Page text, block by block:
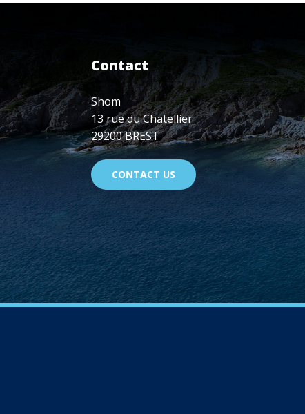
Contact
Shom
13 rue du Chatellier
29200 BREST
CONTACT US